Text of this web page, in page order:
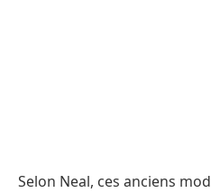
Selon Neal, ces anciens